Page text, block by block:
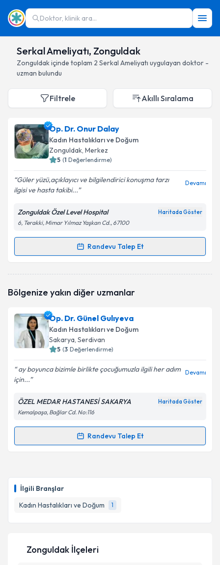
Doktor, klinik ara...
Serkal Ameliyatı, Zonguldak
Zonguldakiçinde toplam 2 Serkal Ameliyatı uygulayan doktor -
uzman bulundu
İlgili Branşlar
Kadın Hastalıkları ve Doğum
1
Filtrele Akıllı Sıralama
Op. Dr. Onur Dalay
Kadın Hastalıkları ve Doğum
Zonguldak, Merkez
5 (1 Değerlendirme)
Güler yüzü,açıklayıcı ve bilgilendirici konuşma tarzı
ilgisi ve hasta takibi...
Devamı
Zonguldak Özel Level Hospital Haritada Göster
6, Terakki, Mimar Yılmaz Yaşkan Cd., 67100
Randevu Talep Et
Randevu Takvimi Talebi
oluşturun. Size bu uzmandan randevu almanız için bir
E-posta Adresiniz
Kişisel verilerimin işlenmesine ilişkinAydınlatma
Bölgenize yakın diğer uzmanlar
Op. Dr. Günel Gulıyeva
Kadın Hastalıkları ve Doğum
Sakarya, Serdivan
5 (3 Değerlendirme)
ay boyunca bizimle birlikte çocuğumuzla ilgili her adım
için...
Devamı
ÖZEL MEDAR HASTANESİ SAKARYA Haritada Göster
Kemalpaşa, Bağlar Cd. No:116
Randevu Talep Et
Randevu Takvimi Talebi
takvim hazırlandığında e-posta ile bilgilendireceğiz.
Zonguldak İlçeleri